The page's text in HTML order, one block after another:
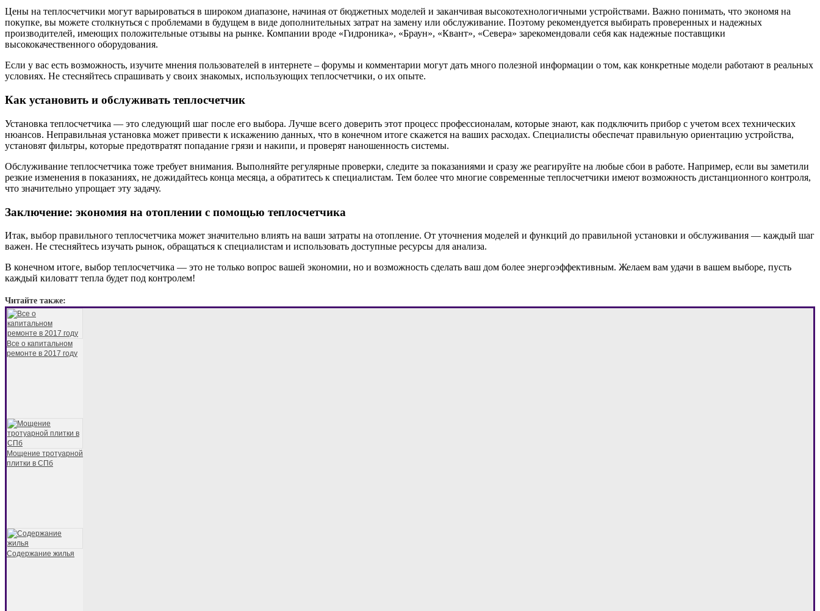
Цены на теплосчетчики могут варьироваться в широком диапазоне, начиная от бюджетных моделей и заканчивая высокотехнологичными устройствами. Важно понимать, что экономя на
покупке, вы можете столкнуться с проблемами в будущем в виде дополнительных затрат на замену или обслуживание. Поэтому рекомендуется выбирать проверенных и надежных
производителей, имеющих положительные отзывы на рынке. Компании вроде «Гидроника», «Браун», «Квант», «Севера» зарекомендовали себя как надежные поставщики
высококачественного оборудования.
Если у вас есть возможность, изучите мнения пользователей в интернете – форумы и комментарии могут дать много полезной информации о том, как конкретные модели работают в реальных
условиях. Не стесняйтесь спрашивать у своих знакомых, использующих теплосчетчики, о их опыте.
Как установить и обслуживать теплосчетчик
Установка теплосчетчика — это следующий шаг после его выбора. Лучше всего доверить этот процесс профессионалам, которые знают, как подключить прибор с учетом всех технических
нюансов. Неправильная установка может привести к искажению данных, что в конечном итоге скажется на ваших расходах. Специалисты обеспечат правильную ориентацию устройства,
установят фильтры, которые предотвратят попадание грязи и накипи, и проверят наношенность системы.
Обслуживание теплосчетчика тоже требует внимания. Выполняйте регулярные проверки, следите за показаниями и сразу же реагируйте на любые сбои в работе. Например, если вы заметили
резкие изменения в показаниях, не дожидайтесь конца месяца, а обратитесь к специалистам. Тем более что многие современные теплосчетчики имеют возможность дистанционного контроля,
что значительно упрощает эту задачу.
Заключение: экономия на отоплении с помощью теплосчетчика
Итак, выбор правильного теплосчетчика может значительно влиять на ваши затраты на отопление. От уточнения моделей и функций до правильной установки и обслуживания — каждый шаг
важен. Не стесняйтесь изучать рынок, обращаться к специалистам и использовать доступные ресурсы для анализа.
В конечном итоге, выбор теплосчетчика — это не только вопрос вашей экономии, но и возможность сделать ваш дом более энергоэффективным. Желаем вам удачи в вашем выборе, пусть
каждый киловатт тепла будет под контролем!
Читайте также:
Все о капитальном
ремонте в 2017 году
Мощение тротуарной
плитки в СПб
Содержание жилья